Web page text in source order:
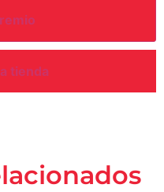
tienda